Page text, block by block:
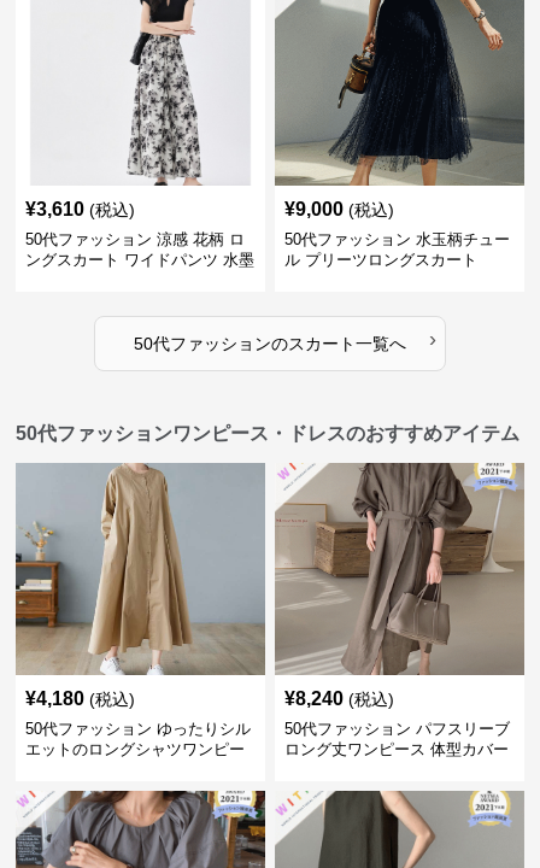
¥3,610 (税込)
50代ファッション 涼感 花柄 ロ
ングスカート ワイドパンツ 水墨
¥9,000 (税込)
50代ファッション 水玉柄チュー
ル プリーツロングスカート
50代ファッションのスカート一覧へ ›
50代ファッションワンピース・ドレスのおすすめアイテム
¥4,180 (税込)
50代ファッション ゆったりシル
エットのロングシャツワンピー
¥8,240 (税込)
50代ファッション パフスリーブ
ロング丈ワンピース 体型カバー